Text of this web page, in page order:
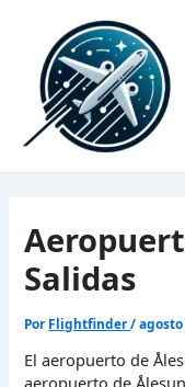
contenido
Salidas
Por Flightfinder/agosto
El aeropuerto de